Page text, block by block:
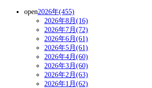
open2026年(455)
2026年8月(16)
2026年7月(72)
2026年6月(61)
2026年5月(61)
2026年4月(60)
2026年3月(60)
2026年2月(63)
2026年1月(62)